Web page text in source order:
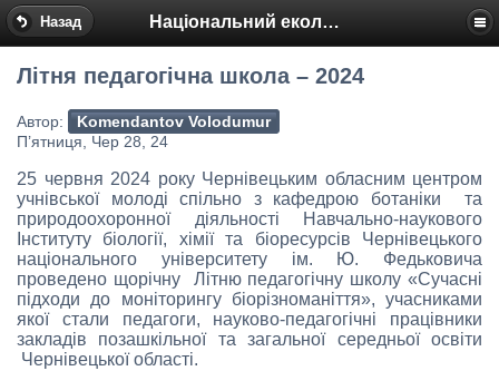
Назад Національний еколого-натуралістичний центр
Літня педагогічна школа – 2024
Автор:
Komendantov Volodumur
П’ятниця, Чер 28, 24
25 червня 2024 року Чернівецьким обласним центром
учнівської молоді спільно з кафедрою ботаніки та
природоохоронної діяльності Навчально-наукового
Інституту біології, хімії та біоресурсів Чернівецького
національного університету ім. Ю. Федьковича
проведено щорічну Літню педагогічну школу «Сучасні
підходи до моніторингу біорізноманіття», учасниками
якої стали педагоги, науково-педагогічні працівники
закладів позашкільної та загальної середньої освіти
Чернівецької області.